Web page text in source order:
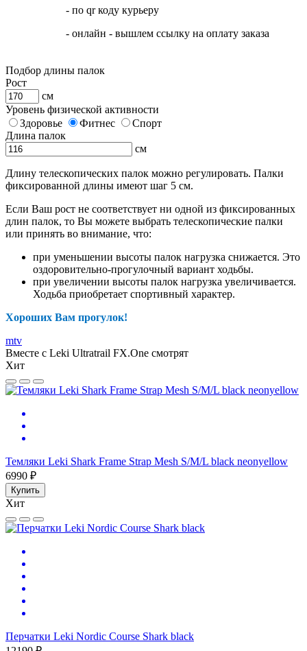
- по qr коду курьеру
- онлайн - вышлем ссылку на оплату заказа
Подбор длины палок
Рост
см
Уровень физической активности
Здоровье
Фитнес
Спорт
Длина палок
см
Длину телескопических палок можно регулировать. Палки
фиксированной длины имеют шаг 5 см.
Если Ваш рост не соответствует ни одной из фиксированных
длин палок, то Вы можете выбрать телескопические палки
или принять во внимание, что:
при уменьшении высоты палок нагрузка снижается. Это
оздоровительно-прогулочный вариант ходьбы.
при увеличении высоты палок нагрузка увеличивается.
Ходьба приобретает спортивный характер.
Хороших Вам прогулок!
mtv
Вместе с Leki Ultratrail FX.One смотрят
Хит
Темляки Leki Shark Frame Strap Mesh S/M/L black neonyellow
6990 ₽
Купить
Хит
Перчатки Leki Nordic Course Shark black